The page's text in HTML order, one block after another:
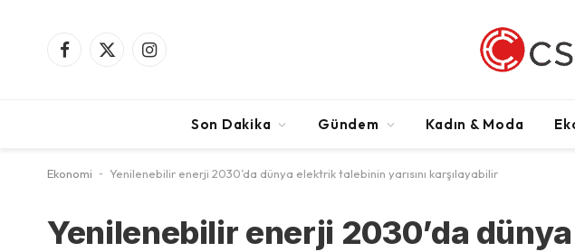
Facebook
X
Instagram
Son Dakika Gündem Kadın & Moda
Ekonomi - Yenilenebilir enerji 2030’da dünya elektrik talebinin yarısını karşılayabilir
Yenilenebilir enerji 2030’da